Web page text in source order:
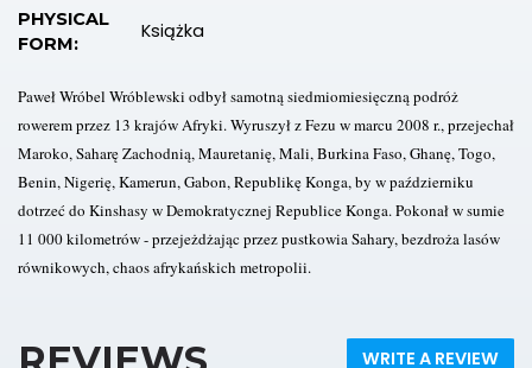
PHYSICAL
FORM:
Książka
Paweł Wróbel Wróblewski odbył samotną siedmiomiesięczną podróż
rowerem przez 13 krajów Afryki. Wyruszył z Fezu w marcu 2008 r., przejechał
Maroko, Saharę Zachodnią, Mauretanię, Mali, Burkina Faso, Ghanę, Togo,
Benin, Nigerię, Kamerun, Gabon, Republikę Konga, by w październiku
dotrzeć do Kinshasy w Demokratycznej Republice Konga. Pokonał w sumie
11 000 kilometrów - przejeżdżając przez pustkowia Sahary, bezdroża lasów
równikowych, chaos afrykańskich metropolii.
WRITE A REVIEW